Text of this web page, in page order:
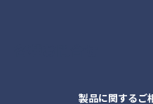
製品に関するご